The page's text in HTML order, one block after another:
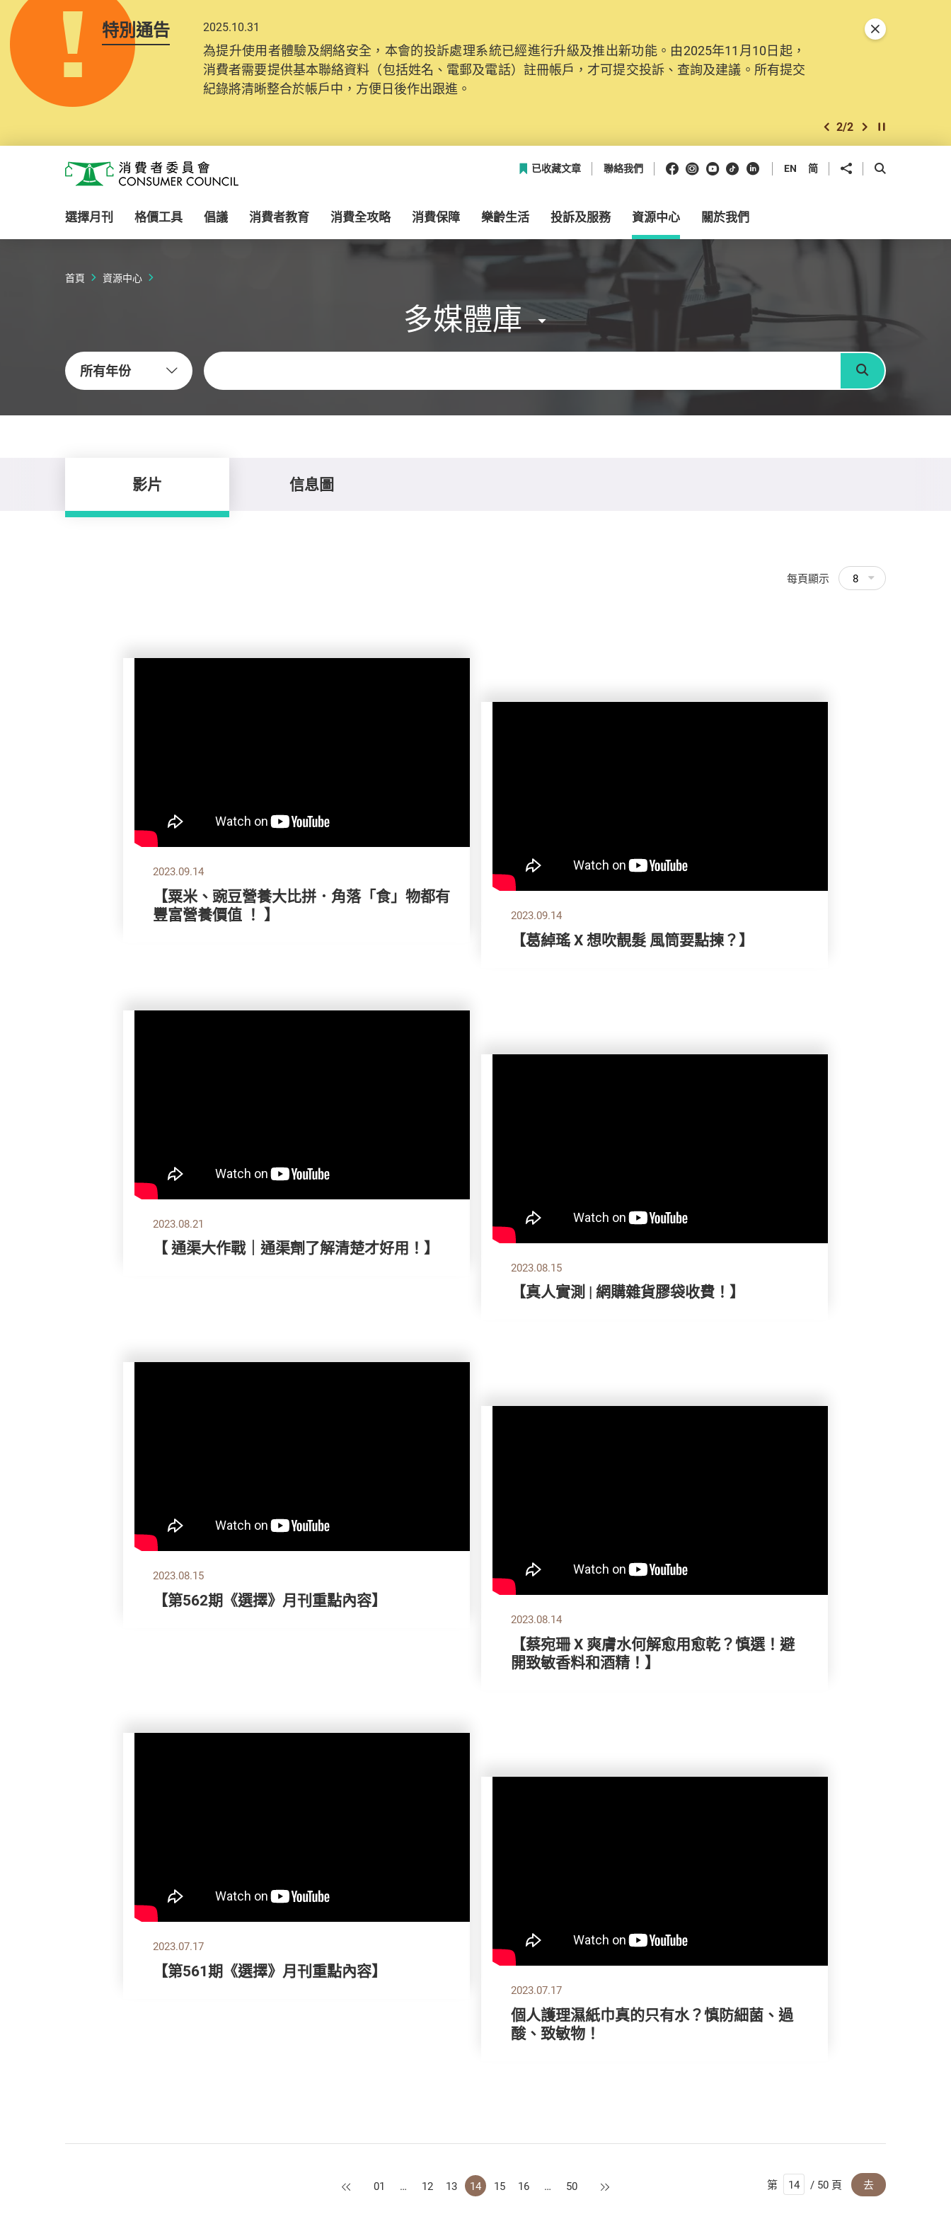
特別通告 2025.10.31
為提升使用者體驗及網絡安全，本會的投訴處理系統已經進行升級及推出新功能。由2025年11月10日起，
消費者需要提供基本聯絡資料（包括姓名、電郵及電話）註冊帳戶，才可提交投訴、查詢及建議。所有提交
紀錄將清晰整合於帳戶中，方便日後作出跟進。
上一個
2/2 下一個開始/暫停幻燈
關閉特別通告
消費者委員會
已收藏文章 聯絡我們 Facebook
Instagram
Youtube
抖音領英 EN 简 分享到 開啟搜尋框
選擇月刊 格價工具 倡議 消費者教育 消費全攻略 消費保障 樂齡生活 投訴及服務 資源中心 關於我們
首頁 資源中心
多媒體庫
所有年份
關鍵字
搜尋
影片 信息圖
每頁顯示 8
2023.09.14
【粟米、豌豆營養大比拼．角落「食」物都有
豐富營養價值 ！ 】
2023.09.14
【葛綽瑤 X 想吹靚髮 風筒要點揀？】
2023.08.21
【 通渠大作戰｜通渠劑了解清楚才好用！】
2023.08.15
【真人實測 | 網購雜貨膠袋收費！】
2023.08.15
【第562期《選擇》月刊重點內容】
2023.08.14
【蔡宛珊 X 爽膚水何解愈用愈乾？慎選！避
開致敏香料和酒精！】
2023.07.17
【第561期《選擇》月刊重點內容】
2023.07.17
個人護理濕紙巾真的只有水？慎防細菌、過
酸、致敏物！
上一頁
01 … 12 13 14 15 16 … 50 下一頁 第 / 50 頁 去